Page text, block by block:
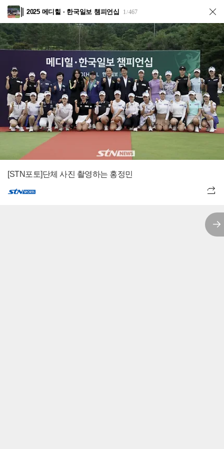
2025 메디힐 · 한국일보 챔피언십 1/467
[STN포토]단체 사진 촬영하는 홍정민